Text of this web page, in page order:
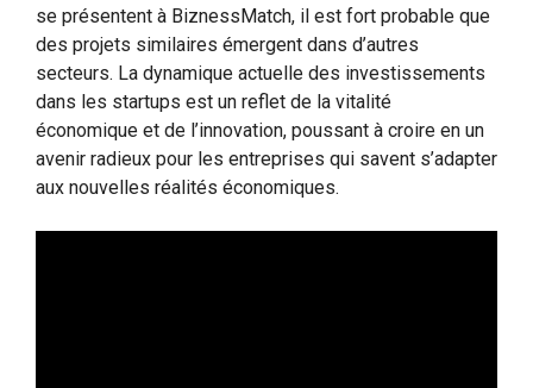
se présentent à BiznessMatch, il est fort probable que
des projets similaires émergent dans d’autres
secteurs. La dynamique actuelle des investissements
dans les startups est un reflet de la vitalité
économique et de l’innovation, poussant à croire en un
avenir radieux pour les entreprises qui savent s’adapter
aux nouvelles réalités économiques.